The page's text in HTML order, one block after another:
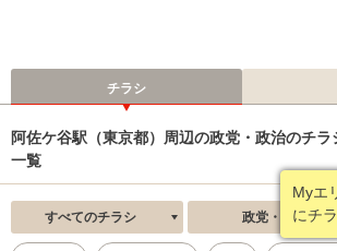
チラシ
阿佐ケ谷駅（東京都）周辺の政党・政治のチラ
一覧
Myエ
にチ
すべてのチラシ 政党・政治